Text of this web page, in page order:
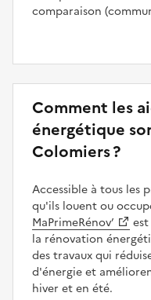
comparaison
Comment les
énergétique
Colomiers ?
Accessible à tous les
qu'ils louent ou
MaPrimeRénov’
la rénovation
des travaux qui
d'énergie et
hiver et en été.